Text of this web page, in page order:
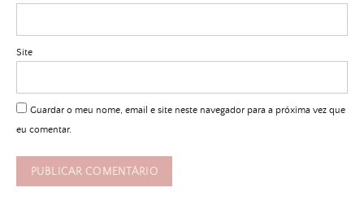
Site
Guardar o meu nome, email e site neste navegador para a próxima vez que
eu comentar.